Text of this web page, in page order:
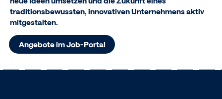
traditionsbewussten, innovativen Unternehmens aktiv
mitgestalten.
Angebote im Job-Portal